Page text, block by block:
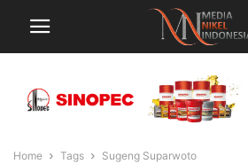
Home Tags Sugeng Suparwoto